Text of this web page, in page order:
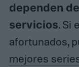
dependen
servicios. Si
afortunados,
mejores